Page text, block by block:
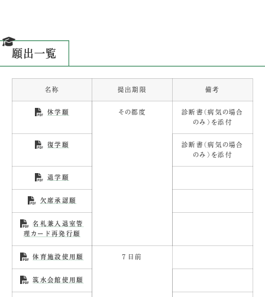
願出一覧
名称 提出期限 備考
休学願 その都度
診断書（病気の場合
のみ）を添付
復学願
診断書（病気の場合
のみ）を添付
退学願
欠席承認願
名札兼入退室管
理カード再発行願
体育施設使用願 7日前
筑水会館使用願